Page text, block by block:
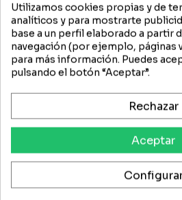
Utilizamos cookies propias y de
analíticos y para mostrarte
base a un perfil elaborado a partir
navegación (por ejemplo, páginas
para más información. Puedes
pulsando el botón “Aceptar”.
Rechazar
Aceptar